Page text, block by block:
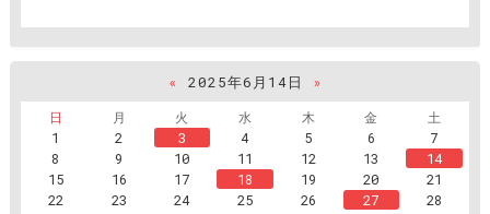
« 2025年6月14日
»
日
月 火 水 木 金
土
1
2 3 4 5 6
7
8
9 10 11 12 13
14
15
16 17 18 19 20
21
22
23 24 25 26 27
28